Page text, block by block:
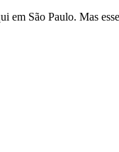
São Paulo. Mas esse